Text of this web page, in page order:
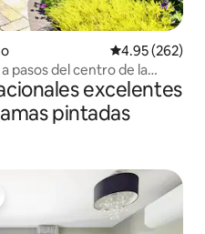
Calificación
4.95 (262)
pasos del centro de la
excelentes
pintadas